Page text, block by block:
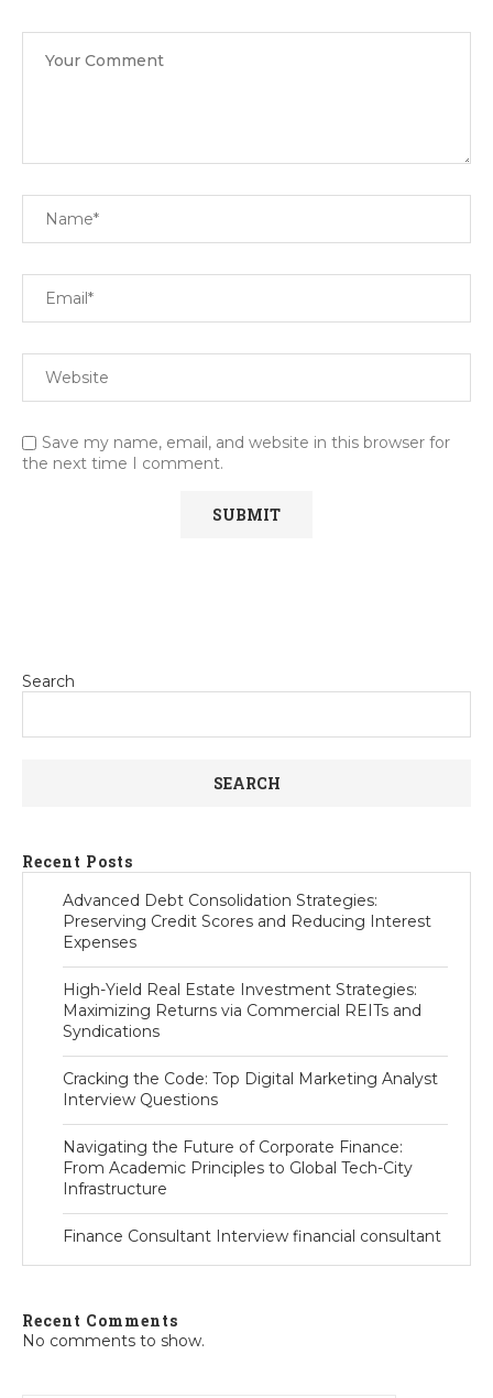
Save my name, email, and website in this browser for
the next time I comment.
Search
SEARCH
Recent Posts
Advanced Debt Consolidation Strategies:
Preserving Credit Scores and Reducing Interest
Expenses
High-Yield Real Estate Investment Strategies:
Maximizing Returns via Commercial REITs and
Syndications
Cracking the Code: Top Digital Marketing Analyst
Interview Questions
Navigating the Future of Corporate Finance:
From Academic Principles to Global Tech-City
Infrastructure
Finance Consultant Interview financial consultant
Recent Comments
No comments to show.